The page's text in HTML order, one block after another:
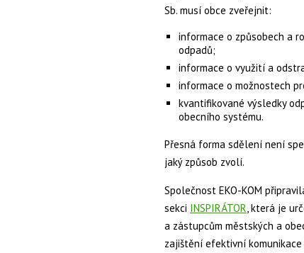
Sb. musí obce zveřejnit:
informace o způsobech a
odpadů;
informace o využití a
informace o možnostech
kvantifikované výsledky
obecního systému.
Přesná forma sdělení není
jaký způsob zvolí.
Společnost EKO-KOM
sekci INSPIRÁTOR , která je
a zástupcům městských a
zajištění efektivní